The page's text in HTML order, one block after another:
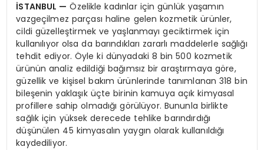
İSTANBUL — Özelikle kadınlar için günlük yaşamın
vazgeçilmez parçası haline gelen kozmetik ürünler,
cildi güzelleştirmek ve yaşlanmayı geciktirmek için
kullanılıyor olsa da barındıkları zararlı maddelerle sağlığı
tehdit ediyor. Öyle ki dünyadaki 8 bin 500 kozmetik
ürünün analiz edildiği bağımsız bir araştırmaya göre,
güzellik ve kişisel bakım ürünlerinde tanımlanan 318 bin
bileşenin yaklaşık üçte birinin kamuya açık kimyasal
profillere sahip olmadığı görülüyor. Bununla birlikte
sağlık için yüksek derecede tehlike barındırdığı
düşünülen 45 kimyasalın yaygın olarak kullanıldığı
kaydediliyor.